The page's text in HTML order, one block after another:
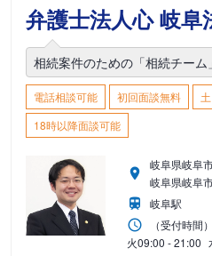
弁護士法人心 岐阜
相続案件のための「相続チーム
電話相談可能 初回面談無料
18時以降面談可能
岐阜県岐阜
岐阜県岐阜
岐阜駅
（受付時間）
火09:00 - 21:00